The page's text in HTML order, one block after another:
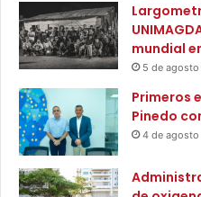
o
C
m
b
a
y
c
a
d
e
M
n
mundial
5 de
Primeros
Pinedo
4 de